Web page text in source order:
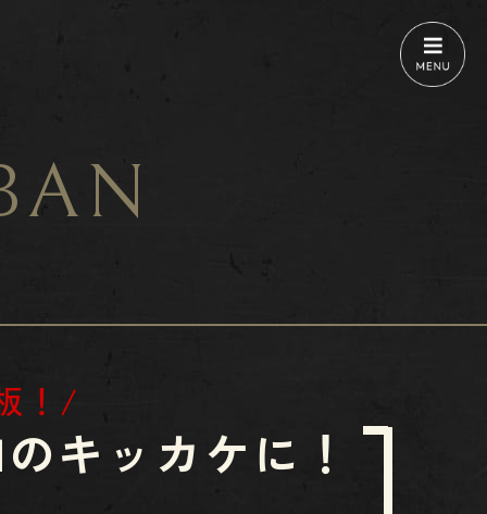
！/
キッカケに！